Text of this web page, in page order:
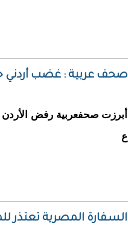
صحف عربية : غضب أردني
أبرزت صحفعربية رفض الأردن
ع
السفارة المصرية تعتذر